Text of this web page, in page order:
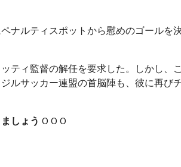
ナルティスポットから慰めのゴールを
ティ監督の解任を要求した。しかし、
ルサッカー連盟の首脳陣も、彼に再び
しょう 0 0 0